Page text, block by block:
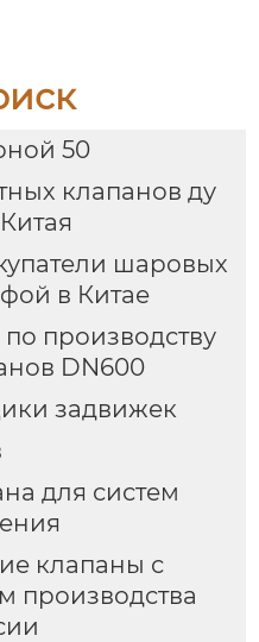
50
клапанов ду
шаровых
в Китае
производству
DN600
задвижек
для систем
клапаны с
производства